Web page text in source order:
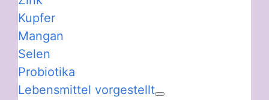
Kupfer
Mangan
Selen
Probiotika
Lebensmittel vorgestellt